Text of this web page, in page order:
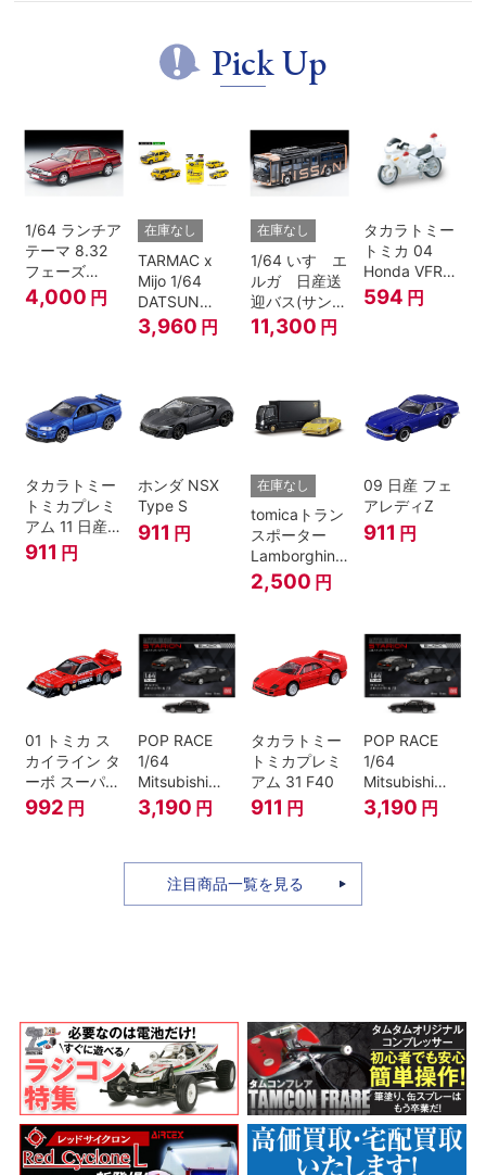
Pick Up
1/64 ランチア
テーマ 8.32
フェーズ
I（赤）
4,000 円
在庫なし
TARMAC x
Mijo 1/64
DATSUN
BLUEBIRD
510 WAGON
EDITION.
3,960 円
在庫なし
1/64 いすゞエ
ルガ 日産送
迎バス(サンラ
イズカッパー
M/ 黒）
11,300 円
タカラトミー
トミカ 04
Honda VFR
白バイ SCALE
594 円
タカラトミー
トミカプレミ
アム 11 日産
スカイライン
GT-R V-
911 円
ホンダ NSX
Type S
911 円
在庫なし
tomicaトラン
スポーター
Lamborghini
Countach
25th
2,500 円
09 日産 フェ
アレディZ
911 円
01 トミカ ス
カイライン タ
ーボ スーパー
シルエット
992 円
POP RACE
1/64
Mitsubishi
Starion Black
3,190 円
タカラトミー
トミカプレミ
アム 31 F40
911 円
POP RACE
1/64
Mitsubishi
Starion Black
3,190 円
注目商品一覧を見る